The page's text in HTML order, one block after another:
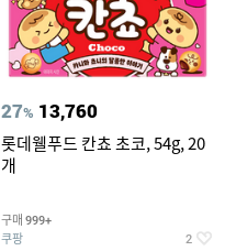
27% 13,760
롯데웰푸드 칸쵸 초코, 54g, 20
개
구매 999+
쿠팡 2